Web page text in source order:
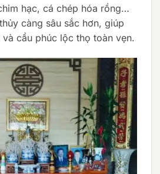
hạc, cá chép hóa rồng…
càng sâu sắc hơn, giúp
cầu phúc lộc thọ toàn vẹn.